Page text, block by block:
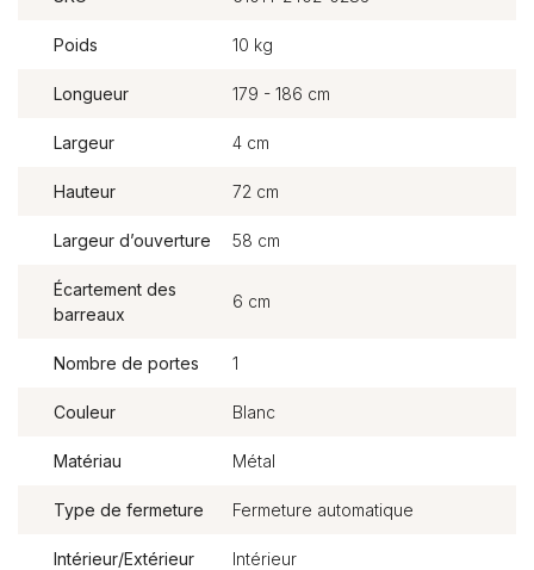
Poids 10 kg
Longueur 179 - 186 cm
Largeur 4 cm
Hauteur 72 cm
Largeur d’ouverture 58 cm
Écartement des
barreaux
6 cm
Nombre de portes 1
Couleur Blanc
Matériau Métal
Type de fermeture Fermeture automatique
Intérieur/Extérieur Intérieur